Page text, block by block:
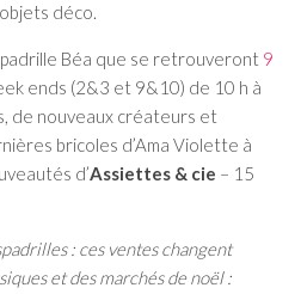
déco.
Béa que se retrouveront 9
ends (2&3 et 9&10) de 10 h à
de nouveaux créateurs et
bricoles d’Ama Violette à
d’Assiettes & cie – 15
: ces ventes changent
et des marchés de noël :